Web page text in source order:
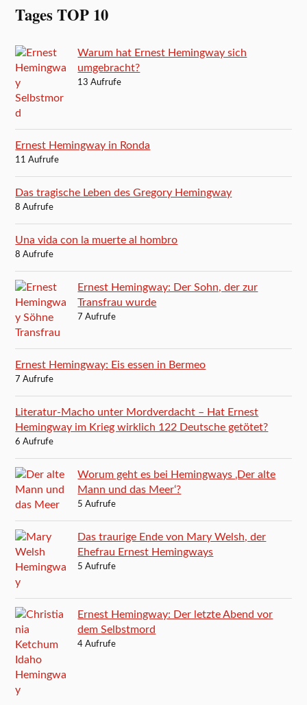
Tages TOP 10
Warum hat Ernest Hemingway sich
umgebracht?
13 Aufrufe
Ernest Hemingway in Ronda
11 Aufrufe
Das tragische Leben des Gregory Hemingway
8 Aufrufe
Una vida con la muerte al hombro
8 Aufrufe
Ernest Hemingway: Der Sohn, der zur
Transfrau wurde
7 Aufrufe
Ernest Hemingway: Eis essen in Bermeo
7 Aufrufe
Literatur-Macho unter Mordverdacht – Hat Ernest
Hemingway im Krieg wirklich 122 Deutsche getötet?
6 Aufrufe
Worum geht es bei Hemingways ‚Der alte
Mann und das Meer‘?
5 Aufrufe
Das traurige Ende von Mary Welsh, der
Ehefrau Ernest Hemingways
5 Aufrufe
Ernest Hemingway: Der letzte Abend vor
dem Selbstmord
4 Aufrufe